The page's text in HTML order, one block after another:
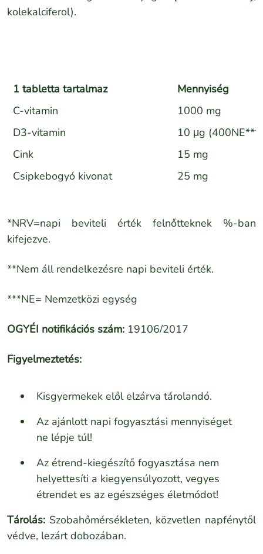
kolekalciferol).
1 tabletta tartalmaz
Mennyiség
C-vitamin
1000 mg
D3-vitamin
10 μg (400NE***)
Cink
15 mg
Csipkebogyó kivonat
25 mg
*NRV=napi beviteli érték felnőtteknek %-ban
kifejezve.
**Nem áll rendelkezésre napi beviteli érték.
***NE= Nemzetközi egység
OGYÉI notifikációs szám: 19106/2017
Figyelmeztetés:
Kisgyermekek elől elzárva tárolandó.
Az ajánlott napi fogyasztási mennyiséget
ne lépje túl!
Az étrend-kiegészítő fogyasztása nem
helyettesíti a kiegyensúlyozott, vegyes
étrendet es az egészséges életmódot!
Tárolás: Szobahőmérsékleten, közvetlen napfénytől
védve, lezárt dobozában.